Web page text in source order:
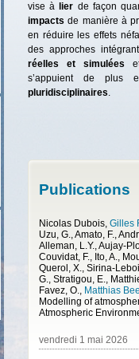
vise à lier de façon
impacts de manière à
en réduire les effets
des approches
réelles et simulées
s’appuient de
pluridisciplinaires.
Publications
Nicolas Dubois, Gilles
Uzu, G., Amato, F.,
Alleman, L.Y., Aujay-
Couvidat, F., Ito, A.,
Querol, X., Sirina-
G., Stratigou, E.,
Favez, O., Matthias
Atmospheric
vendredi 1 mai 2026